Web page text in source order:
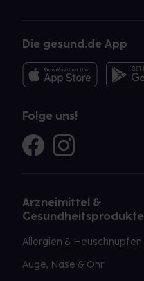
Die gesund.de App
Folge uns!
Arzneimittel &
Gesundheitsprodukte
Allergien & Heuschnupfen
Auge, Nase & Ohr